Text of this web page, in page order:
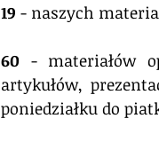
19 - naszych
60 - materiałów
artykułów,
poniedziałku do